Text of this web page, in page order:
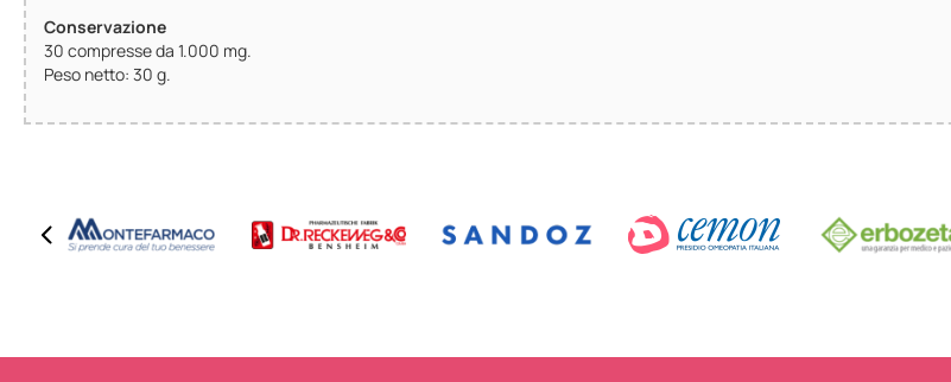
Conservazione
30 compresse da 1.000 mg.
Peso netto: 30 g.